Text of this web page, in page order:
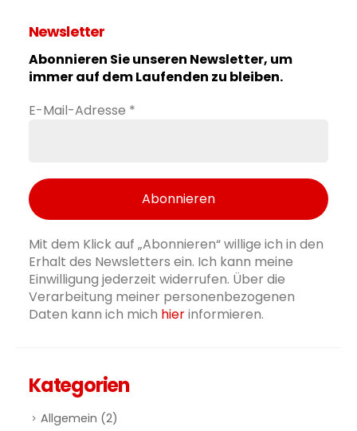
Newsletter
Abonnieren Sie unseren Newsletter, um
immer auf dem Laufenden zu bleiben.
E-Mail-Adresse *
Mit dem Klick auf „Abonnieren“ willige ich in den
Erhalt des Newsletters ein. Ich kann meine
Einwilligung jederzeit widerrufen. Über die
Verarbeitung meiner personenbezogenen
Daten kann ich mich hierinformieren.
Kategorien
Allgemein (2)